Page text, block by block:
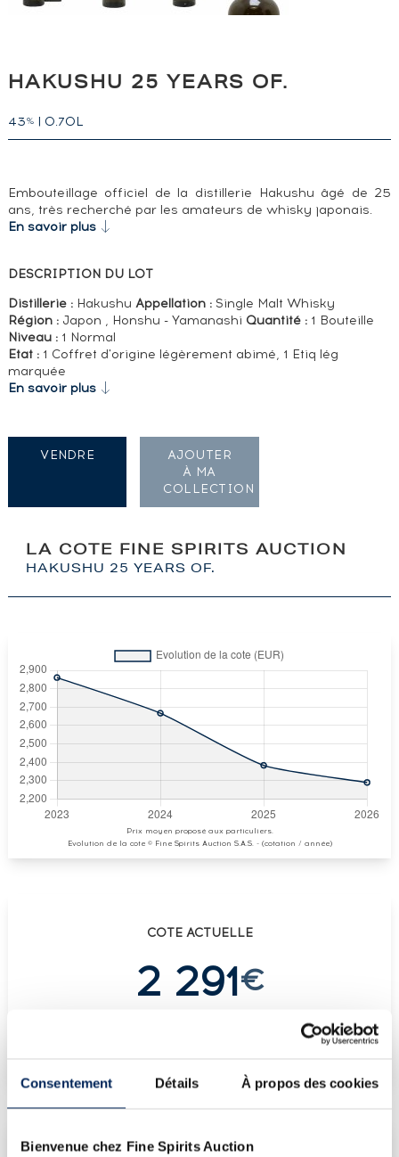
Consentement Détails À propos des cookies
Bienvenue chez Fine Spirits Auction
HAKUSHU 25 YEARS OF.
43% | 0.70L
Embouteillage officiel de la distillerie Hakushu âgé de 25
ans, très recherché par les amateurs de whisky japonais.
En savoir plus
DESCRIPTION DU LOT
Distillerie :Hakushu Appellation :Single Malt Whisky
Région : Japon , Honshu - Yamanashi Quantité :1 Bouteille
Niveau :1 Normal
Etat :1 Coffret d'origine légèrement abimé, 1 Etiq lég
marquée
En savoir plus
LA COTE FINE SPIRITS AUCTION
HAKUSHU 25 YEARS OF.
Prix moyen proposé aux particuliers.
Evolution de la cote © Fine Spirits Auction S.A.S. - (cotation / année)
COTE ACTUELLE
2 291€
LES DERNIÈRES ADJUDICATIONS
VENDRE
AJOUTER
À MA
COLLECTION